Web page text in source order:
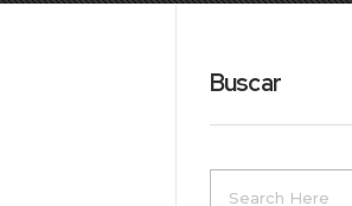
Buscar